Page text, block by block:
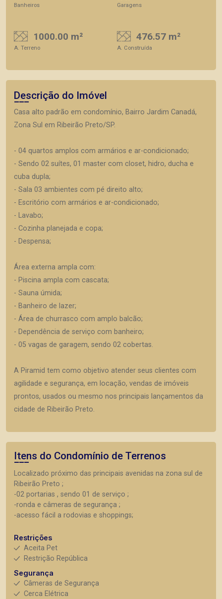
Banheiros Garagens
1000.00 m²
A. Terreno
476.57 m²
A. Construída
Descrição do Imóvel
Casa alto padrão em condomínio, Bairro Jardim Canadá,
Zona Sul em Ribeirão Preto/SP.
- 04 quartos amplos com armários e ar-condicionado;
- Sendo 02 suítes, 01 master com closet, hidro, ducha e
cuba dupla;
- Sala 03 ambientes com pé direito alto;
- Escritório com armários e ar-condicionado;
- Lavabo;
- Cozinha planejada e copa;
- Despensa;
Área externa ampla com:
- Piscina ampla com cascata;
- Sauna úmida;
- Banheiro de lazer;
- Área de churrasco com amplo balcão;
- Dependência de serviço com banheiro;
- 05 vagas de garagem, sendo 02 cobertas.
A Piramid tem como objetivo atender seus clientes com
agilidade e segurança, em locação, vendas de imóveis
prontos, usados ou mesmo nos principais lançamentos da
cidade de Ribeirão Preto.
Itens do Condomínio de Terrenos
Localizado próximo das principais avenidas na zona sul de
Ribeirão Preto ;
-02 portarias , sendo 01 de serviço ;
-ronda e câmeras de segurança ;
-acesso fácil a rodovias e shoppings;
Restrições
Aceita Pet
Restrição República
Segurança
Câmeras de Segurança
Cerca Elétrica